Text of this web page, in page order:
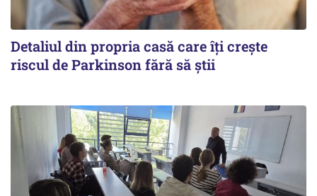
Detaliul din propria casă care îți crește
riscul de Parkinson fără să știi